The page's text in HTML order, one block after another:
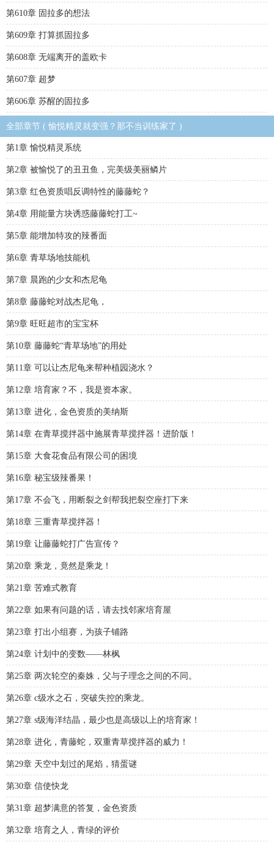
第610章 固拉多的想法
第609章 打算抓固拉多
第608章 无端离开的盖欧卡
第607章 超梦
第606章 苏醒的固拉多
全部章节 ( 愉悦精灵就变强？那不当训练家了 )
第1章 愉悦精灵系统
第2章 被愉悦了的丑丑鱼，完美级美丽鳞片
第3章 红色资质唱反调特性的藤藤蛇？
第4章 用能量方块诱惑藤藤蛇打工~
第5章 能增加特攻的辣番面
第6章 青草场地技能机
第7章 晨跑的少女和杰尼龟
第8章 藤藤蛇对战杰尼龟，
第9章 旺旺超市的宝宝杯
第10章 藤藤蛇“青草场地”的用处
第11章 可以让杰尼龟来帮种植园浇水？
第12章 培育家？不，我是资本家。
第13章 进化，金色资质的美纳斯
第14章 在青草搅拌器中施展青草搅拌器！进阶版！
第15章 大食花食品有限公司的困境
第16章 秘宝级辣番果！
第17章 不会飞，用断裂之剑帮我把裂空座打下来
第18章 三重青草搅拌器！
第19章 让藤藤蛇打广告宣传？
第20章 乘龙，竟然是乘龙！
第21章 苦难式教育
第22章 如果有问题的话，请去找邻家培育屋
第23章 打出小组赛，为孩子铺路
第24章 计划中的变数——林枫
第25章 两次轮空的秦姝，父与子理念之间的不同。
第26章 c级水之石，突破失控的乘龙。
第27章 s级海洋结晶，最少也是高级以上的培育家！
第28章 进化，青藤蛇，双重青草搅拌器的威力！
第29章 天空中划过的尾焰，猜蛋谜
第30章 信使快龙
第31章 超梦满意的答复，金色资质
第32章 培育之人，青绿的评价